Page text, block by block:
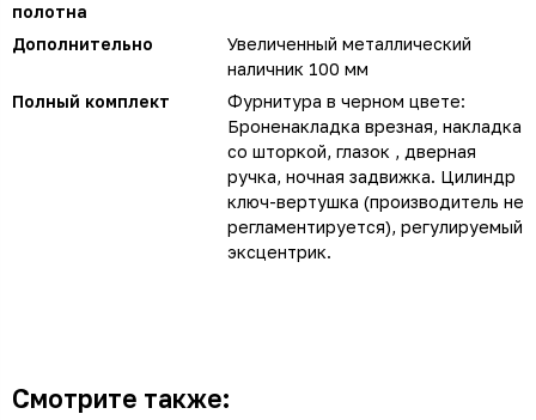
полотна
Дополнительно
Увеличенный металлический
наличник 100 мм
Полный комплект
Фурнитура в черном цвете:
Броненакладка врезная, накладка
со шторкой, глазок , дверная
ручка, ночная задвижка. Цилиндр
ключ-вертушка (производитель не
регламентируется), регулируемый
эксцентрик.
Смотрите также: